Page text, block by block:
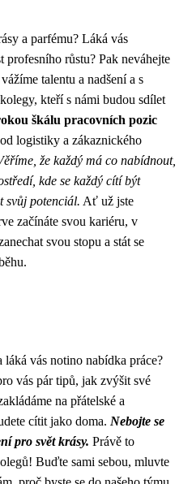
a parfému? Láká vás
profesního růstu? Pak neváhejte
talentu a nadšení a s
kteří s námi budou sdílet
škálu pracovních pozic
logistiky a zákaznického
že každý má co nabídnout,
kde se každý cítí být
svůj potenciál. Ať už jste
začínáte svou kariéru, v
svou stopu a stát se
vás notino nabídka práce?
vás pár tipů, jak zvýšit své
na přátelské a
cítit jako doma. Nebojte se
pro svět krásy. Právě to
Buďte sami sebou, mluvte